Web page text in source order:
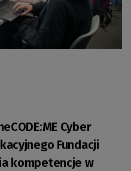
Cyber
Fundacji
kompetencje w